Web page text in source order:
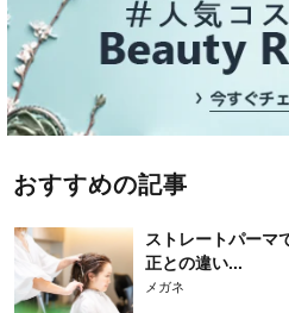
おすすめの記事
ストレートパーマ
正との違い...
メガネ